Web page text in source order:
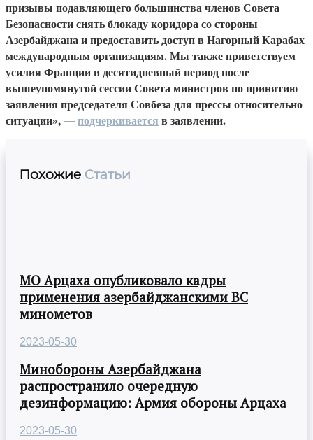
призывы подавляющего большинства членов Совета
Безопасности снять блокаду коридора со стороны
Азербайджана и предоставить доступ в Нагорный Карабах
международным организациям. Мы также приветствуем
усилия Франции в десятидневный период после
вышеупомянутой сессии Совета министров по принятию
заявления председателя Совбеза для прессы относительно
ситуации», —подчеркивается в заявлении.
Похожие Статьи
МО Арцаха опубликовало кадры
применения азербайджанскими ВС
минометов
2023-05-30
Минобороны Азербайджана
распространило очередную
дезинформацию: Армия обороны Арцаха
2023-05-30